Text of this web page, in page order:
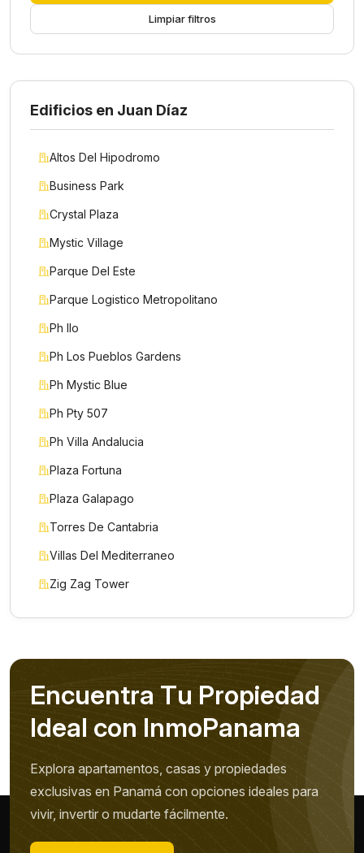
Limpiar filtros
Edificios en Juan Díaz
Altos Del Hipodromo
Business Park
Crystal Plaza
Mystic Village
Parque Del Este
Parque Logistico Metropolitano
Ph Ilo
Ph Los Pueblos Gardens
Ph Mystic Blue
Ph Pty 507
Ph Villa Andalucia
Plaza Fortuna
Plaza Galapago
Torres De Cantabria
Villas Del Mediterraneo
Zig Zag Tower
Encuentra Tu Propiedad
Ideal con InmoPanama
Explora apartamentos, casas y propiedades
exclusivas en Panamá con opciones ideales para
vivir, invertir o mudarte fácilmente.